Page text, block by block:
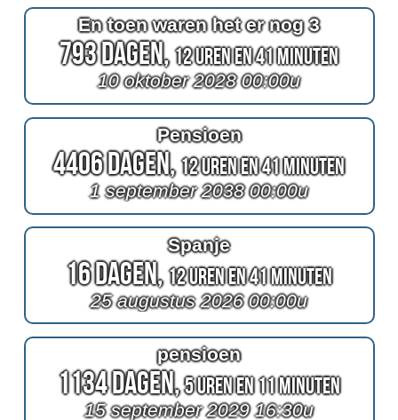
En toen waren het er nog 3
793 Dagen,12 Uren en 41 Minuten
10 oktober 2028 00:00u
Pensioen
4406 Dagen,12 Uren en 41 Minuten
1 september 2038 00:00u
Spanje
16 Dagen,12 Uren en 41 Minuten
25 augustus 2026 00:00u
pensioen
1134 Dagen,5 Uren en 11 Minuten
15 september 2029 16:30u